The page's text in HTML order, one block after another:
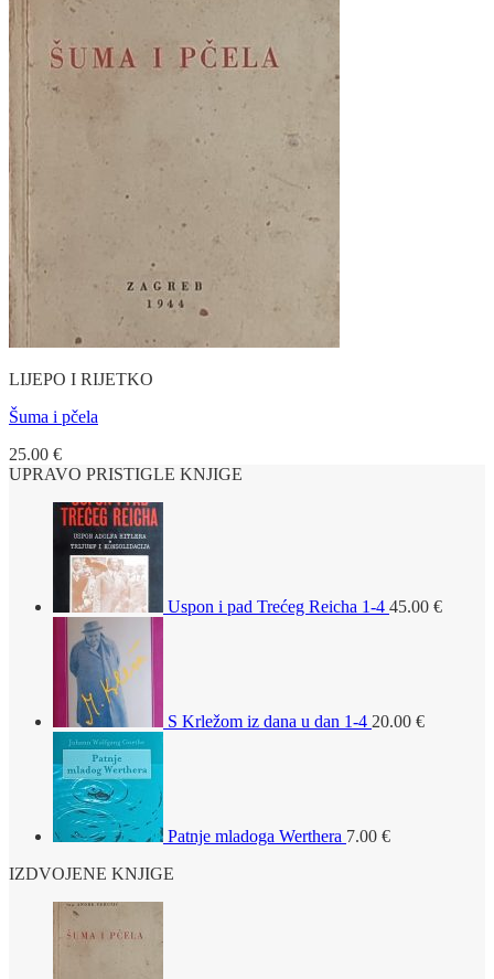
LIJEPO I RIJETKO
Šuma i pčela
25.00 €
UPRAVO PRISTIGLE KNJIGE
Uspon i pad Trećeg Reicha 1-4 45.00 €
S Krležom iz dana u dan 1-4 20.00 €
Patnje mladoga Werthera 7.00 €
IZDVOJENE KNJIGE